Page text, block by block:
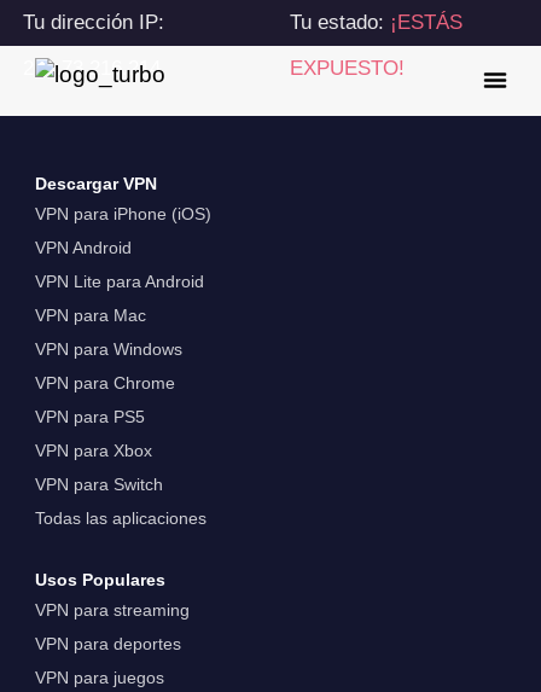
Tu dirección IP:
216.73.216.214
Tu estado: ¡ESTÁS
EXPUESTO!
Descargar VPN
VPN para iPhone (iOS)
VPN Android
VPN Lite para Android
VPN para Mac
VPN para Windows
VPN para Chrome
VPN para PS5
VPN para Xbox
VPN para Switch
Todas las aplicaciones
Usos Populares
VPN para streaming
VPN para deportes
VPN para juegos